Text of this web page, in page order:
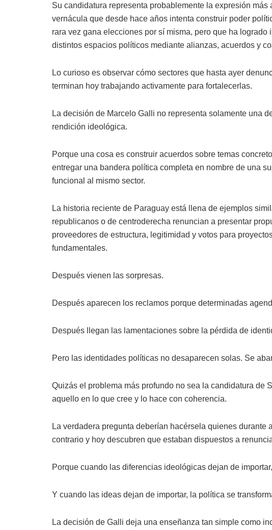
Su candidatura representa probablemente la expresión
vernácula que desde hace años intenta construir poder
rara vez gana elecciones por sí misma, pero que ha
distintos espacios políticos mediante alianzas, acuerdos y
Lo curioso es observar cómo sectores que hasta ayer
terminan hoy trabajando activamente para fortalecerlas.
La decisión de Marcelo Galli no representa solamente una
rendición ideológica.
Porque una cosa es construir acuerdos sobre temas
entregar una bandera política completa en nombre de una
funcional al mismo sector.
La historia reciente de Paraguay está llena de ejemplos
republicanos o de centroderecha renuncian a presentar
proveedores de estructura, legitimidad y votos para
fundamentales.
Después vienen las sorpresas.
Después aparecen los reclamos porque determinadas
Después llegan las lamentaciones sobre la pérdida de
Pero las identidades políticas no desaparecen solas. Se
Quizás el problema más profundo no sea la candidatura de
aquello en lo que cree y lo hace con coherencia.
La verdadera pregunta deberían hacérsela quienes durante
contrario y hoy descubren que estaban dispuestos a
Porque cuando las diferencias ideológicas dejan de
Y cuando las ideas dejan de importar, la política se
La decisión de Galli deja una enseñanza tan simple como